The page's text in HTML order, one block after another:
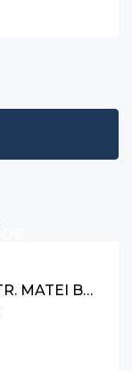
APARTAMENT CU 3 CAMERE. STR. MATEI BASARAB, RÂȘCANI